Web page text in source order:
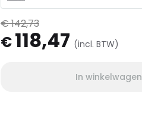
€ 142,73
€118,47 (incl. BTW)
In winkelwagen